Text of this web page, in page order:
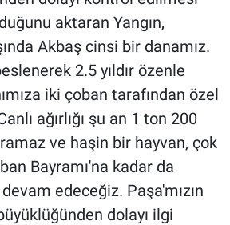
aktaran Yangın,
Akbaş cinsi bir danamız.
2.5 yıldır özenle
iki çoban tarafından özel
ağırlığı şu an 1 ton 200
ve haşin bir hayvan, çok
Bayramı'na kadar da
edeceğiz. Paşa'mızın
dolayı ilgi